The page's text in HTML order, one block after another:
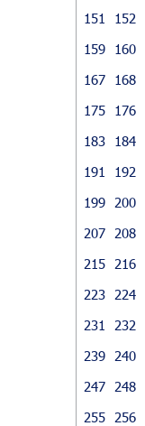
151
152
159
160
167
168
175
176
183
184
191
192
199
200
207
208
215
216
223
224
231
232
239
240
247
248
255
256